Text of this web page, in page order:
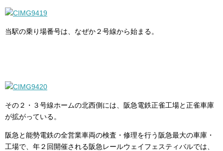
当駅の乗り場番号は、なぜか２号線から始まる。
その２・３号線ホームの北西側には、阪急電鉄正雀工場と正雀車庫
が拡がっている。
阪急と能勢電鉄の全営業車両の検査・修理を行う阪急最大の車庫・
工場で、年２回開催される阪急レールウェイフェスティバルでは、